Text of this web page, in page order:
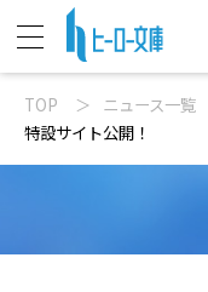
ニュース
TOP ニュース一覧
特設サイト公開！